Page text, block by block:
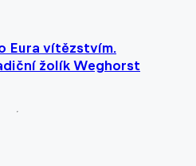
Eura vítězstvím.
žolík Weghorst